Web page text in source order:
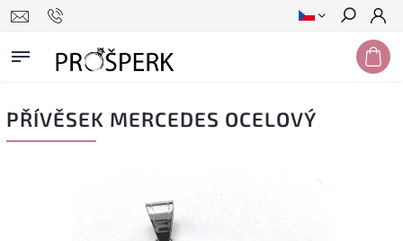
Hledat
PŘÍVĚSEK MERCEDES OCELOVÝ